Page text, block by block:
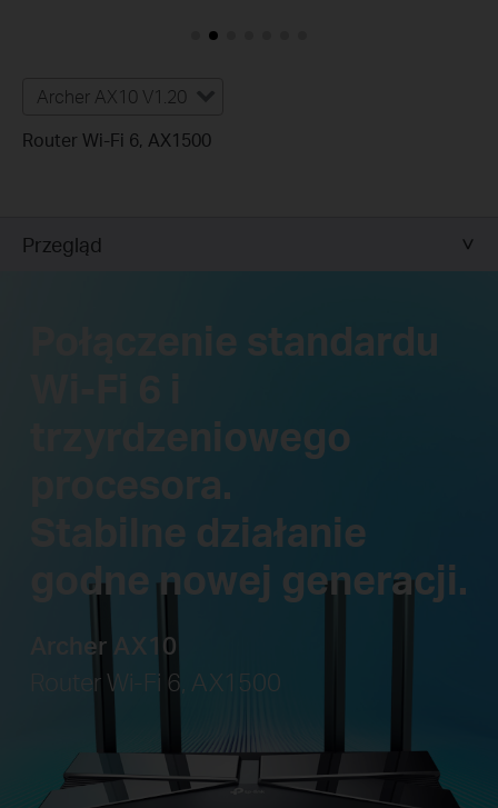
Archer AX10 V1.20
Router Wi-Fi 6, AX1500
Przegląd
Połączenie standardu
trzyrdzeniowego
procesora.
Stabilne działanie
godne nowej generacji.
Archer AX10
Router Wi-Fi 6, AX1500